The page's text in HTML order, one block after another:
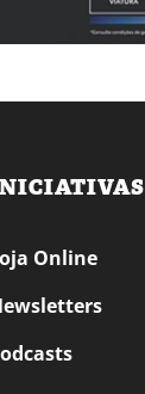
Online